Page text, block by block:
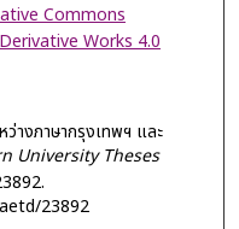
Commons
Works 4.0
างภาษากรุงเทพฯ และ
University Theses
23892